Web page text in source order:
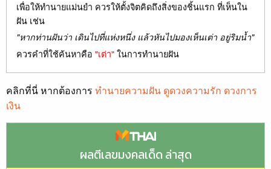
เพื่อให้ทำนายแม่นยำ ควรให้ตั้งจิตคิดถึงสิ่งของชิ้นแรก ที่เห็นใน
ฝัน เช่น
"หากท่านฝันว่า เดินไปที่แห่งหนึ่ง แล้วหันไปมองเห็นเต่า อยู่ริมน้ำ"
ควรคำที่ใช้ค้นหาคือ "เต่า"ในการทำนายฝัน
คลิกที่นี่ หากต้องการ ทำนายความฝัน ดูดวงความรัก ดวงการ
เงิน
ผลตีเลขมงคลเด็ด ล่าสุด